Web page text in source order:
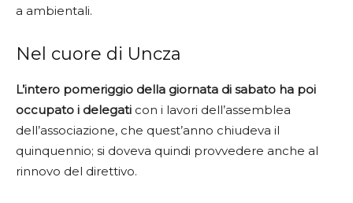
a ambientali.
Nel cuore di Uncza
L’intero pomeriggio della giornata di sabato ha poi
occupato i delegati con i lavori dell’assemblea
dell’associazione, che quest’anno chiudeva il
quinquennio; si doveva quindi provvedere anche al
rinnovo del direttivo.